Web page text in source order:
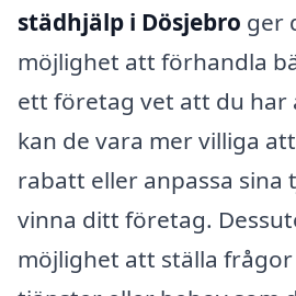
städhjälp i Dösjebro ger
möjlighet att förhandla
ett företag vet att du har
kan de vara mer villiga
rabatt eller anpassa
vinna ditt företag.
möjlighet att ställa frågor